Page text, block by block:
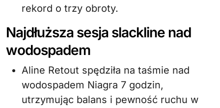
rekord o trzy obroty.
Najdłuższa sesja slackline nad
wodospadem
Aline Retout spędziła na taśmie nad
wodospadem Niagra 7 godzin,
utrzymując balans i pewność ruchu w